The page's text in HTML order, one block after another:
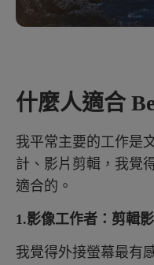
什麼人適合
我平常主要的工作是
計、影片剪輯，我覺
適合的。
1.影像工作者：剪輯
我覺得外接螢幕最有